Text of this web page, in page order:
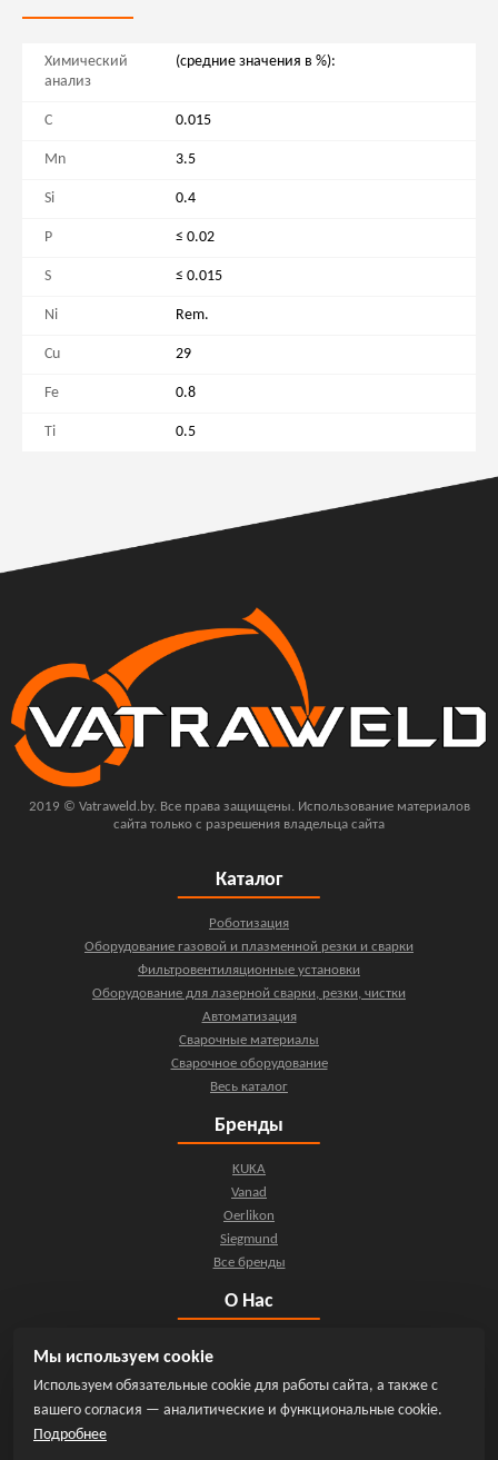
Химический
анализ
(средние значения в %):
С 0.015
Mn 3.5
Si 0.4
P ≤ 0.02
S ≤ 0.015
Ni Rem.
Cu 29
Fe 0.8
Ti 0.5
2019 © Vatraweld.by. Все права защищены. Использование материалов
сайта только с разрешения владельца сайта
Каталог
Роботизация
Оборудование газовой и плазменной резки и сварки
Фильтровентиляционные установки
Оборудование для лазерной сварки, резки, чистки
Автоматизация
Сварочные материалы
Сварочное оборудование
Весь каталог
Бренды
KUKA
Vanad
Oerlikon
Siegmund
Все бренды
О Нас
Новости
Мы на YouTube
Мы используем cookie
Используем обязательные cookie для работы сайта, а также с
вашего согласия — аналитические и функциональные cookie.
Подробнее